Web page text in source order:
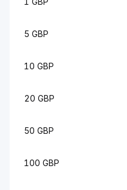
5 GBP
10 GBP
20 GBP
50 GBP
100 GBP